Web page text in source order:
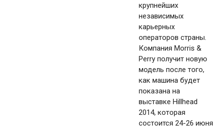
крупнейших
независимых
карьерных
операторов страны.
Компания Morris &
Perry получит новую
модель после того,
как машина будет
показана на
выставке Hillhead
2014, которая
состоится 24-26 июня